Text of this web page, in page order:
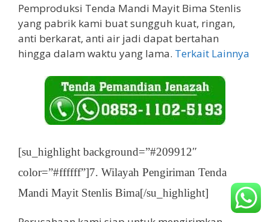
Pemproduksi Tenda Mandi Mayit Bima Stenlis
yang pabrik kami buat sungguh kuat, ringan,
anti berkarat, anti air jadi dapat bertahan
hingga dalam waktu yang lama. Terkait Lainnya
[su_highlight background=”#209912″
color=”#ffffff”]7. Wilayah Pengiriman Tenda
Mandi Mayit Stenlis Bima[/su_highlight]